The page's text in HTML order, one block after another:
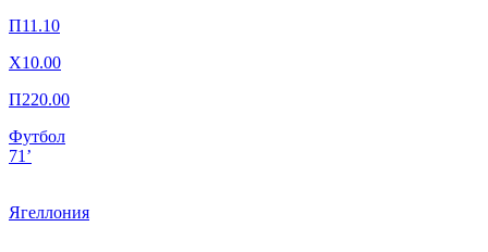
П11.10
X10.00
П220.00
Футбол
71’
Ягеллония